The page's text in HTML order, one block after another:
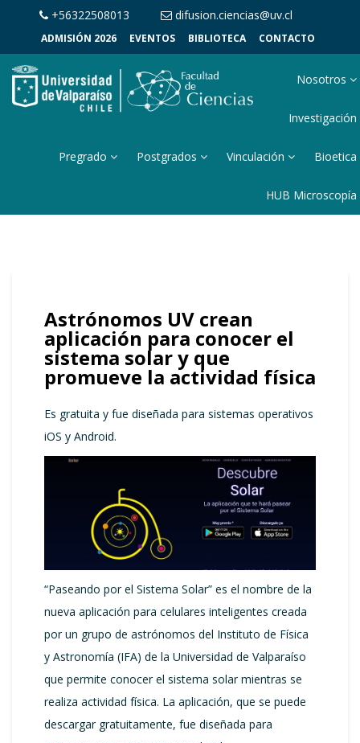
+56322508013 difusion.ciencias@uv.cl
ADMISIÓN 2026 EVENTOS BIBLIOTECA CONTACTO
Nosotros
Investigación
Pregrado Postgrados Vinculación Bioetica
HUB Microscopía
Astrónomos UV crean
aplicación para conocer el
sistema solar y que
promueve la actividad física
Es gratuita y fue diseñada para sistemas operativos
iOS y Android.
“Paseando por el Sistema Solar” es el nombre de la
nueva aplicación para celulares inteligentes creada
por un grupo de astrónomos del Instituto de Física
y Astronomía (IFA) de la Universidad de Valparaíso
que permite conocer el sistema solar mientras se
realiza actividad física. La aplicación, que se puede
descargar gratuitamente, fue diseñada para